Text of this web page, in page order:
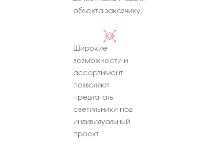
объекта заказчику.
Широкие
возможности и
ассортимент
позволяют
предлагать
светильники под
индивидуальный
проект